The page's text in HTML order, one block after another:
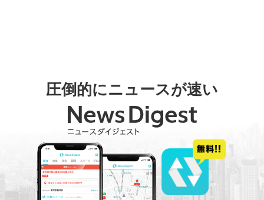
圧倒的にニュースが速い